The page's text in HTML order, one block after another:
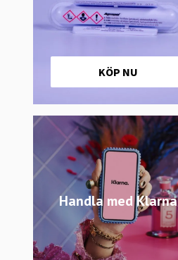
KÖP NU
Handla med Klarna